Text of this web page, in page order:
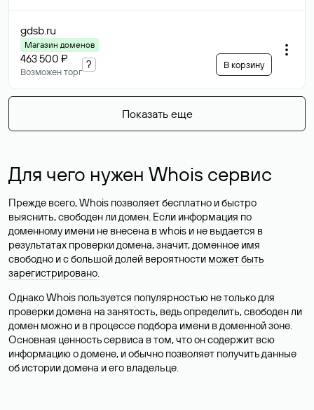
gdsb.ru
Магазин доменов
463 500 ₽
Возможен торг
? В корзину
Показать еще
Для чего нужен Whois сервис
Прежде всего, Whois позволяет бесплатно и быстро
выяснить, свободен ли домен. Если информация по
доменному имени не внесена в whois и не выдается в
результатах проверки домена, значит, доменное имя
свободно и с большой долей вероятности может быть
зарегистрировано.
Однако Whois пользуется популярностью не только для
проверки домена на занятость, ведь определить, свободен ли
домен можно и в процессе подбора имени в доменной зоне.
Основная ценность сервиса в том, что он содержит всю
информацию о домене, и обычно позволяет получить данные
об истории домена и его владельце.